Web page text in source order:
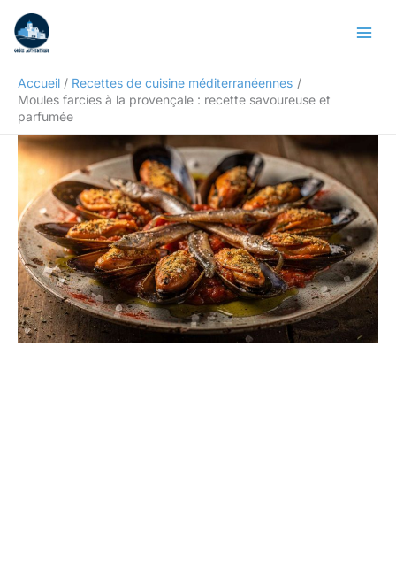
contenu
Accueil
Recettes de cuisine méditerranéennes
Moules farcies à la provençale : recette savoureuse et
parfumée
Rechercher